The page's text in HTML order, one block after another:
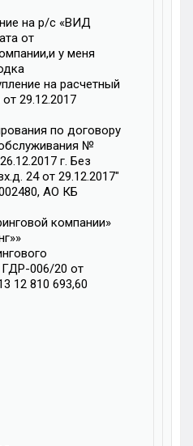
на р/с «ВИД
от
у меня
на расчетный
29.12.2017
по договору
№
г. Без
24 от 29.12.2017″
АО КБ
компании»
006/20 от
12 810 693,60